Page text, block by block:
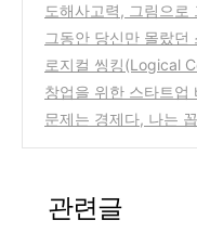
도해사고력, 그림으로
읽고 써보는 간략 서평
그동안 당신만 몰랐던
를 반복하는 사람은
법칙
(0)
로지컬 씽킹(Logical
ining), 맥킨지식 논리
(0)
창업을 위한 스타트
도서, 아이패드(ipad)
문제는 경제다, 나는
관련글